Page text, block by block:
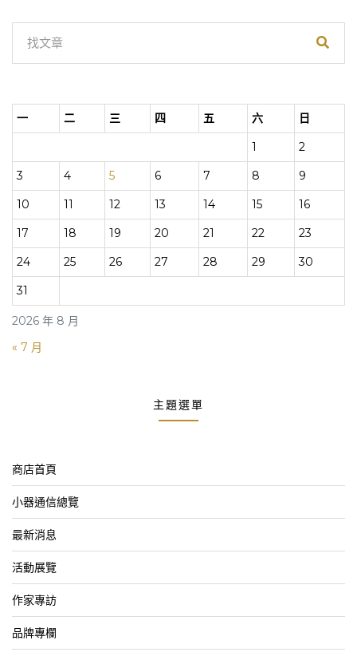
2026 年 8 月
一 二 三 四 五 六
日
1
2
3
4 5 6 7 8
9
10
11 12 13 14 15
16
17
18 19 20 21 22
23
24
25 26 27 28 29
30
31
« 7 月
主題選單
商店首頁
小器通信總覽
最新消息
活動展覽
作家專訪
品牌專欄